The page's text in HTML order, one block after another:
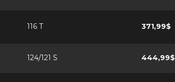
116 T 371,99$
124/121 S 444,99$